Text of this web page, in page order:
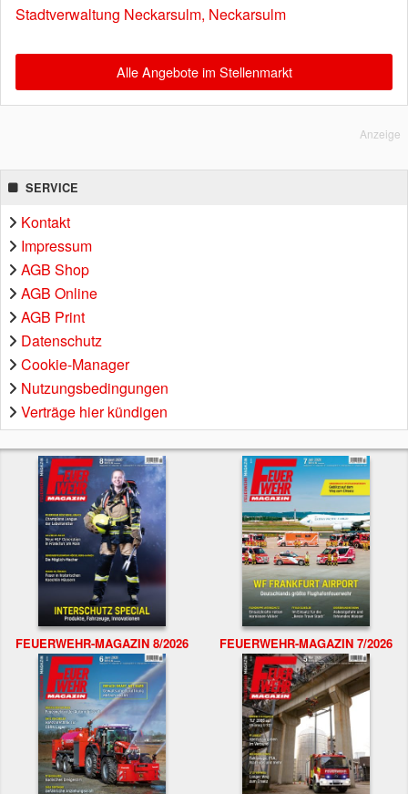
Stadtverwaltung Neckarsulm, Neckarsulm
Alle Angebote im Stellenmarkt
Anzeige
SERVICE
Kontakt
Impressum
AGB Shop
AGB Online
AGB Print
Datenschutz
Cookie-Manager
Nutzungsbedingungen
Verträge hier kündigen
FEUERWEHR-MAGAZIN 8/2026 FEUERWEHR-MAGAZIN 7/2026